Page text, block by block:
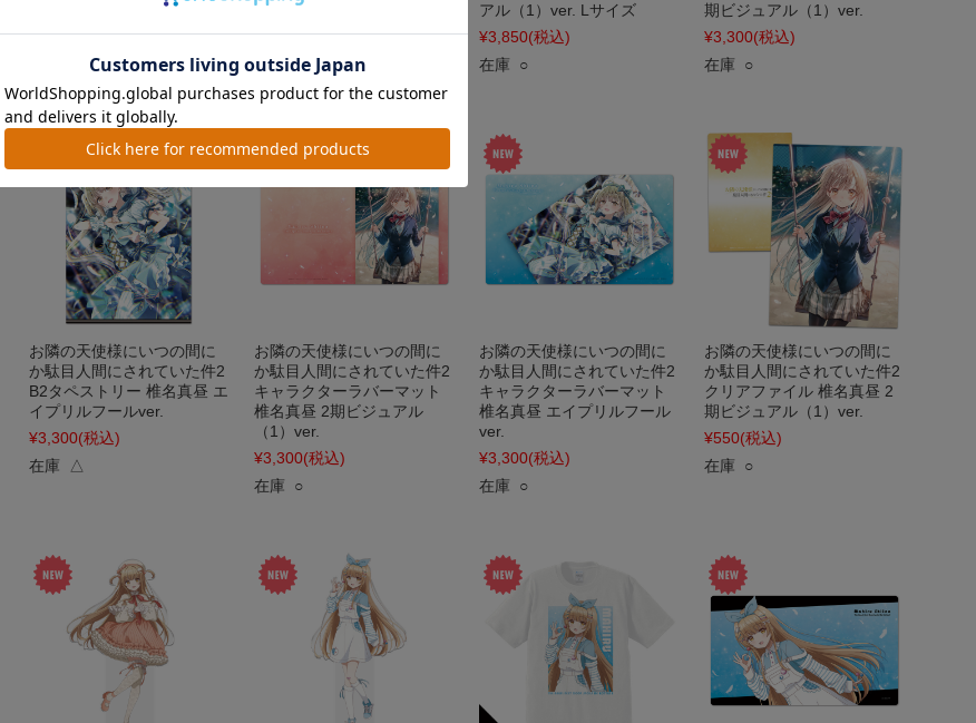
耳ロリィタファッションver.
¥3,300(税込)
イプリルフールver.2
¥3,300(税込)
アル（1）ver. Lサイズ
¥3,850(税込)
在庫 ○
期ビジュアル（1）ver.
¥3,300(税込)
在庫 ○
お隣の天使様にいつの間に
か駄目人間にされていた件2
B2タペストリー 椎名真昼 エ
イプリルフールver.
¥3,300(税込)
在庫 △
お隣の天使様にいつの間に
か駄目人間にされていた件2
キャラクターラバーマット
椎名真昼 2期ビジュアル
（1）ver.
¥3,300(税込)
在庫 ○
お隣の天使様にいつの間に
か駄目人間にされていた件2
キャラクターラバーマット
椎名真昼 エイプリルフール
ver.
¥3,300(税込)
在庫 ○
お隣の天使様にいつの間に
か駄目人間にされていた件2
クリアファイル 椎名真昼 2
期ビジュアル（1）ver.
¥550(税込)
在庫 ○